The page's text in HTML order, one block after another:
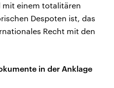
mit einem totalitären
Despoten ist, das
Recht mit den
in der Anklage